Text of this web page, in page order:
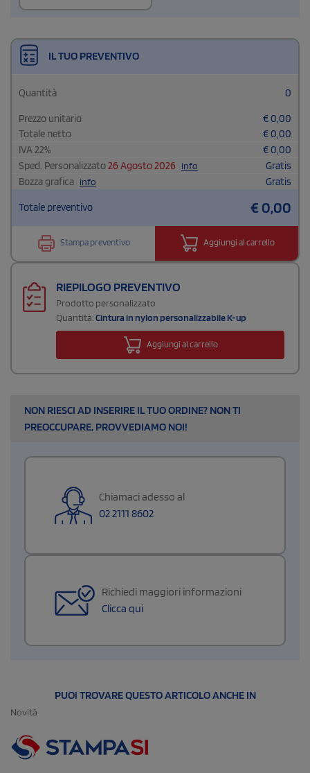
IL TUO PREVENTIVO
Quantità 0
Prezzo unitario €0,00
Totale netto
€0,00
IVA22% €0,00
Sped. Personalizzato26 Agosto 2026 info
Gratis
Bozza grafica info Gratis
Totale preventivo €0,00
Stampa preventivo Aggiungi al carrello
RIEPILOGO PREVENTIVO
Prodotto personalizzato
Quantità:Cintura in nylon personalizzabile K-up
Aggiungi al carrello
NON RIESCI AD INSERIRE IL TUO ORDINE? NON TI
PREOCCUPARE, PROVVEDIAMO NOI!
Chiamaci adesso al
02 2111 8602
Richiedi maggiori informazioni
Clicca qui
PUOI TROVARE QUESTO ARTICOLO ANCHE IN
Novità